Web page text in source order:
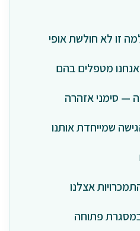
זו לא חולשת אופי
מטפלים בהם
— סימני אזהרה
שמייחדת אותנו
אצלנו
פתוחה